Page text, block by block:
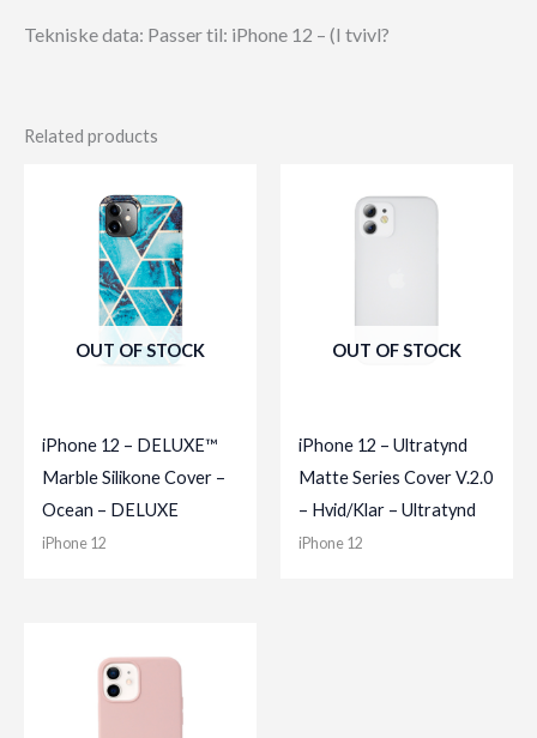
Tekniske data: Passer til: iPhone 12 – (I tvivl?
Related products
OUT OF STOCK
iPhone 12 – DELUXE™
Marble Silikone Cover –
Ocean – DELUXE
iPhone 12
OUT OF STOCK
iPhone 12 – Ultratynd
Matte Series Cover V.2.0
– Hvid/Klar – Ultratynd
iPhone 12